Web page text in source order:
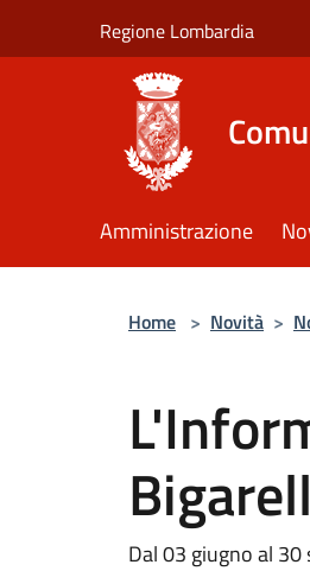
Regione Lombardia
Amministrazione
Home > Novità >
Dal 03 giugno al